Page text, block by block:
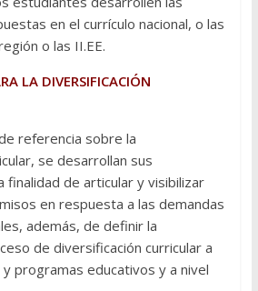
en el currículo nacional, o las
o las II.EE.
LA DIVERSIFICACIÓN
referencia sobre la
se desarrollan sus
finalidad de articular y visibilizar
en respuesta a las demandas
además, de definir la
de diversificación curricular a
y programas educativos y a nivel